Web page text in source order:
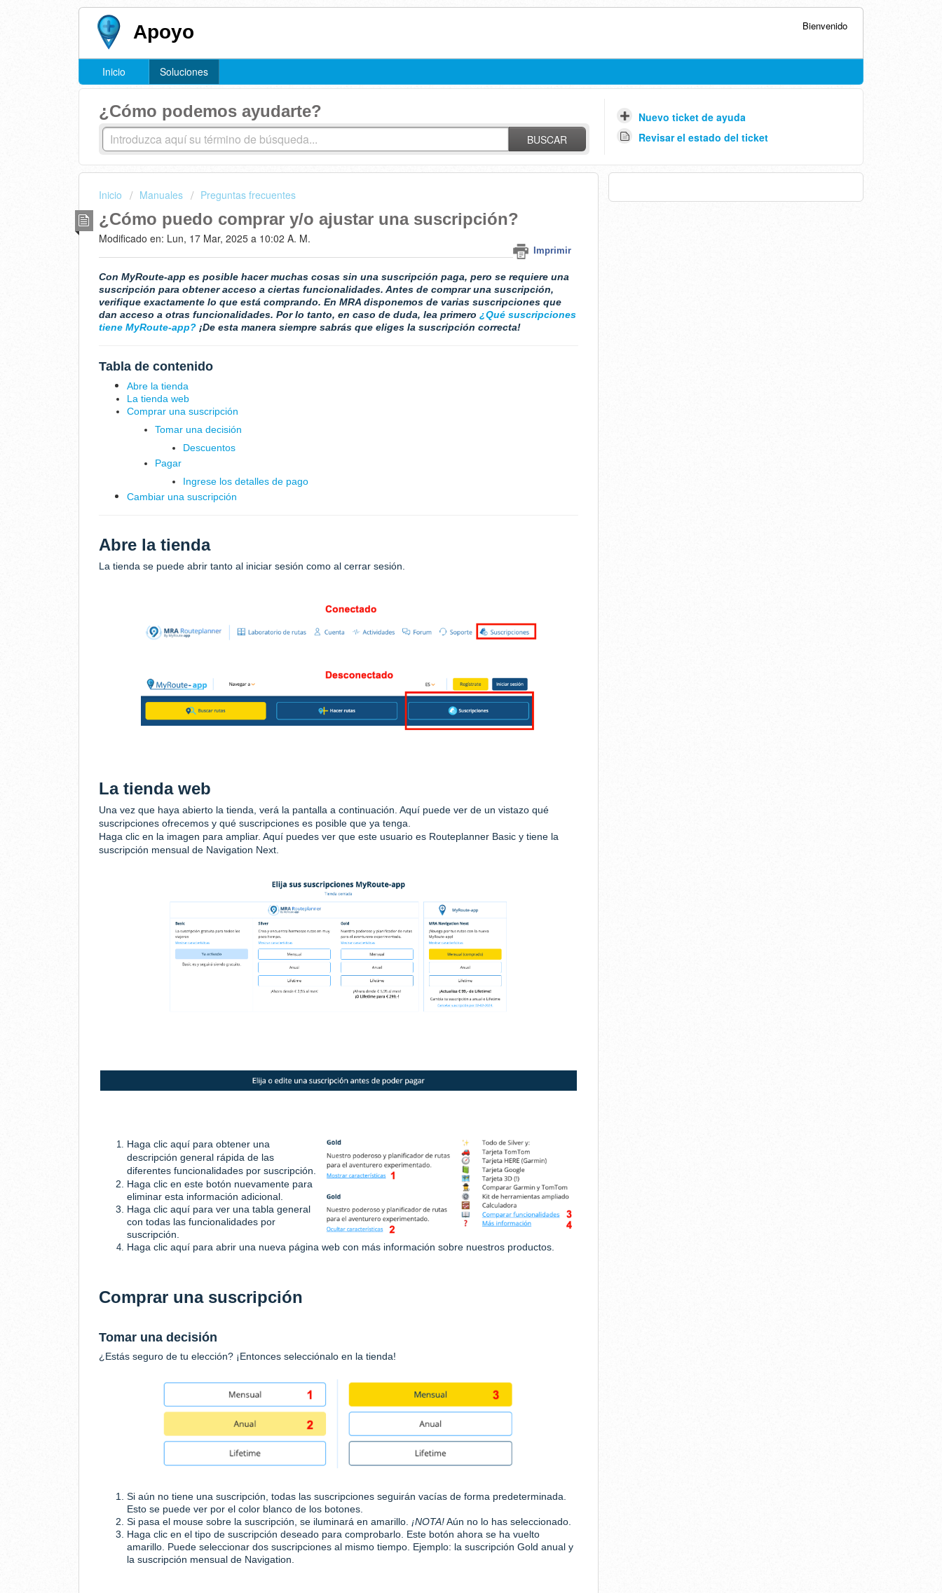
Apoyo Bienvenido
Inicio Soluciones
¿Cómo podemos ayudarte?
BUSCAR
Nuevo ticket de ayuda
Revisar el estado del ticket
Inicio Manuales Preguntas frecuentes
¿Cómo puedo comprar y/o ajustar una suscripción?
Imprimir
Modificado en: Lun, 17 Mar, 2025 a 10:02 A. M.
Con MyRoute-app es posible hacer muchas cosas sin una suscripción paga, pero se requiere una
suscripción para obtener acceso a ciertas funcionalidades. Antes de comprar una suscripción,
verifique exactamente lo que está comprando. En MRA disponemos de varias suscripciones que
dan acceso a otras funcionalidades. Por lo tanto, en caso de duda, lea primero ¿Qué suscripciones
tiene MyRoute-app? ¡De esta manera siempre sabrás que eliges la suscripción correcta!
Tabla de contenido
Abre la tienda
La tienda web
Comprar una suscripción
Tomar una decisión
Descuentos
Pagar
Ingrese los detalles de pago
Cambiar una suscripción
Abre la tienda
La tienda se puede abrir tanto al iniciar sesión como al cerrar sesión.
La tienda web
Una vez que haya abierto la tienda, verá la pantalla a continuación. Aquí puede ver de un vistazo qué
suscripciones ofrecemos y qué suscripciones es posible que ya tenga.
Haga clic en la imagen para ampliar. Aquí puedes ver que este usuario es Routeplanner Basic y tiene la
suscripción mensual de Navigation Next.
Haga clic aquí para obtener una
descripción general rápida de las
diferentes funcionalidades por suscripción.
Haga clic en este botón nuevamente para
eliminar esta información adicional.
Haga clic aquí para ver una tabla general
con todas las funcionalidades por
suscripción.
Haga clic aquí para abrir una nueva página web con más información sobre nuestros productos.
Comprar una suscripción
Tomar una decisión
¿Estás seguro de tu elección? ¡Entonces selecciónalo en la tienda!
Si aún no tiene una suscripción, todas las suscripciones seguirán vacías de forma predeterminada.
Esto se puede ver por el color blanco de los botones.
Si pasa el mouse sobre la suscripción, se iluminará en amarillo. ¡NOTA!Aún no lo has seleccionado.
Haga clic en el tipo de suscripción deseado para comprobarlo. Este botón ahora se ha vuelto
amarillo. Puede seleccionar dos suscripciones al mismo tiempo. Ejemplo: la suscripción Gold anual y
la suscripción mensual de Navigation.